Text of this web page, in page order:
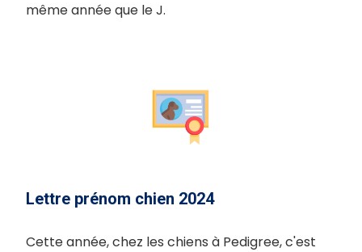
même année que le J.
Lettre prénom chien 2024
Cette année, chez les chiens à Pedigree, c'est